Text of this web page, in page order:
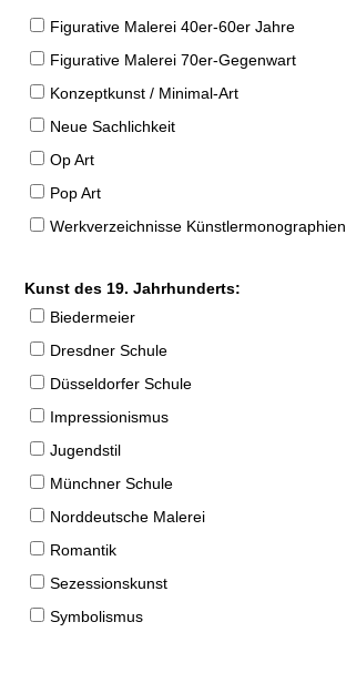
Figurative Malerei 40er-60er Jahre
Figurative Malerei 70er-Gegenwart
Konzeptkunst / Minimal-Art
Neue Sachlichkeit
Op Art
Pop Art
Werkverzeichnisse Künstlermonographien
Kunst des 19. Jahrhunderts:
Biedermeier
Dresdner Schule
Düsseldorfer Schule
Impressionismus
Jugendstil
Münchner Schule
Norddeutsche Malerei
Romantik
Sezessionskunst
Symbolismus